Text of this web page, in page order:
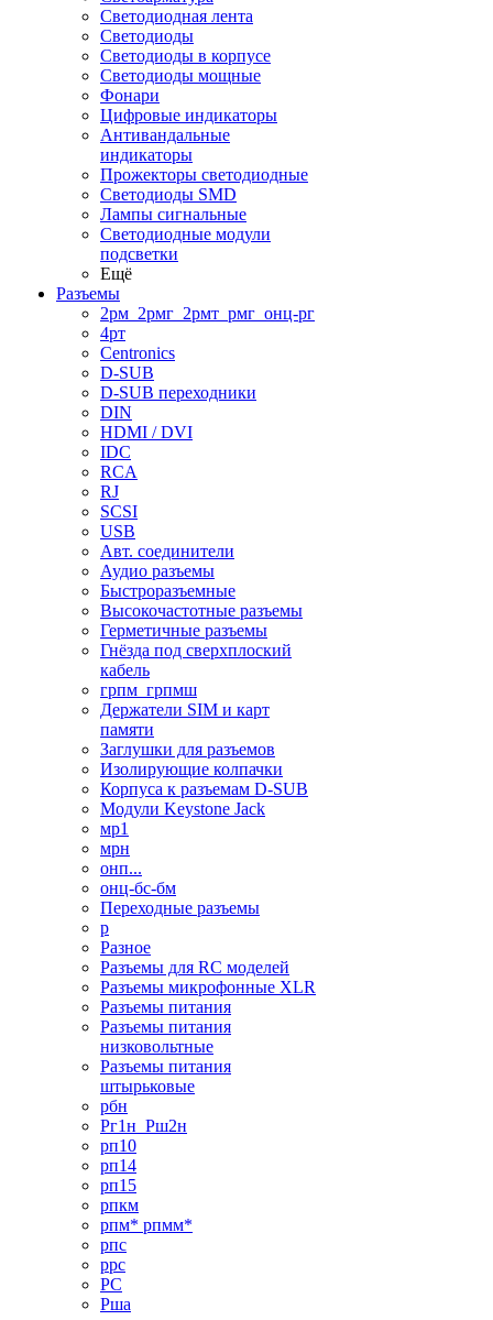
Светодиодная лента
Светодиоды
Светодиоды в корпусе
Светодиоды мощные
Фонари
Цифровые индикаторы
Антивандальные
индикаторы
Прожекторы светодиодные
Светодиоды SMD
Лампы сигнальные
Светодиодные модули
подсветки
Ещё
Разъемы
2рм_2рмг_2рмт_рмг_онц-рг
4рт
Centronics
D-SUB
D-SUB переходники
DIN
HDMI / DVI
IDC
RCA
RJ
SCSI
USB
Авт. соединители
Аудио разъемы
Быстроразъемные
Высокочастотные разъемы
Герметичные разъемы
Гнёзда под сверхплоский
кабель
грпм_грпмш
Держатели SIM и карт
памяти
Заглушки для разъемов
Изолирующие колпачки
Корпуса к разъемам D-SUB
Модули Keystone Jack
мр1
мрн
онп...
онц-бс-бм
Переходные разъемы
р
Разное
Разъемы для RC моделей
Разъемы микрофонные XLR
Разъемы питания
Разъемы питания
низковольтные
Разъемы питания
штырьковые
рбн
Рг1н_Рш2н
рп10
рп14
рп15
рпкм
рпм* рпмм*
рпс
ррс
РС
Рша